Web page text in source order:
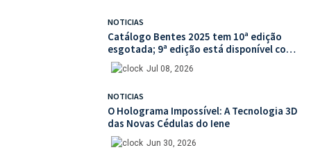
NOTICIAS
Catálogo Bentes 2025 tem 10ª edição
esgotada; 9ª edição está disponível com
mais de 30% de desconto na unidade
Jul 08, 2026
NOTICIAS
O Holograma Impossível: A Tecnologia 3D
das Novas Cédulas do Iene
Jun 30, 2026